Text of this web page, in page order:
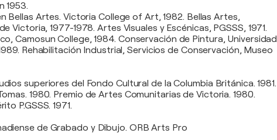
1953.
Bellas Artes. Victoria College of Art, 1982. Bellas Artes,
Victoria, 1977-1978. Artes Visuales y Escénicas, PGSSS, 1971.
Camosun College, 1984. Conservación de Pintura, Universidad
Rehabilitación Industrial, Servicios de Conservación, Museo
superiores del Fondo Cultural de la Columbia Británica. 1981.
1980. Premio de Artes Comunitarias de Victoria. 1980.
P.GSSS. 1971.
de Grabado y Dibujo. ORB Arts Pro